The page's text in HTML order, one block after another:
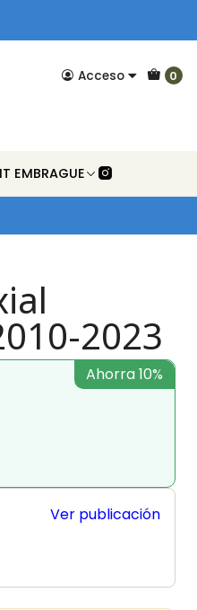
Acceso 0
EMBRAGUE
2023
Ahorra 10%
Ver publicación